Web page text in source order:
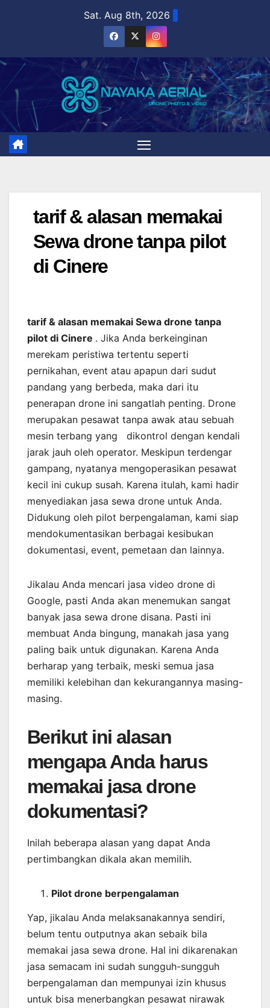
Sat. Aug 8th, 2026
tarif & alasan memakai
Sewa drone tanpa pilot
di Cinere
tarif & alasan memakai Sewa drone tanpa
pilot di Cinere . Jika Anda berkeinginan
merekam peristiwa tertentu seperti
pernikahan, event atau apapun dari sudut
pandang yang berbeda, maka dari itu
penerapan drone ini sangatlah penting. Drone
merupakan pesawat tanpa awak atau sebuah
mesin terbang yang dikontrol dengan kendali
jarak jauh oleh operator. Meskipun terdengar
gampang, nyatanya mengoperasikan pesawat
kecil ini cukup susah. Karena itulah, kami hadir
menyediakan jasa sewa drone untuk Anda.
Didukung oleh pilot berpengalaman, kami siap
mendokumentasikan berbagai kesibukan
dokumentasi, event, pemetaan dan lainnya.
Jikalau Anda mencari jasa video drone di
Google, pasti Anda akan menemukan sangat
banyak jasa sewa drone disana. Pasti ini
membuat Anda bingung, manakah jasa yang
paling baik untuk digunakan. Karena Anda
berharap yang terbaik, meski semua jasa
memiliki kelebihan dan kekurangannya masing-
masing.
Berikut ini alasan
mengapa Anda harus
memakai jasa drone
dokumentasi?
Inilah beberapa alasan yang dapat Anda
pertimbangkan dikala akan memilih.
Pilot drone berpengalaman
Yap, jikalau Anda melaksanakannya sendiri,
belum tentu outputnya akan sebaik bila
memakai jasa sewa drone. Hal ini dikarenakan
jasa semacam ini sudah sungguh-sungguh
berpengalaman dan mempunyai izin khusus
untuk bisa menerbangkan pesawat nirawak